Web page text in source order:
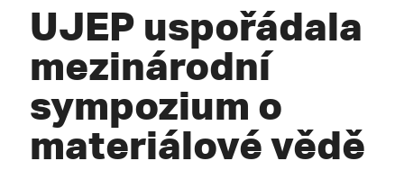
UJEP uspořádala
mezinárodní
sympozium o
materiálové vědě